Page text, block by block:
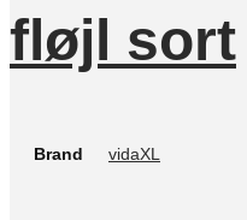
fløjl sort
Brand vidaXL